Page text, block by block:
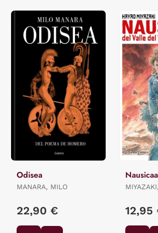
Odisea
MANARA, MILO
22,90 € 12,95